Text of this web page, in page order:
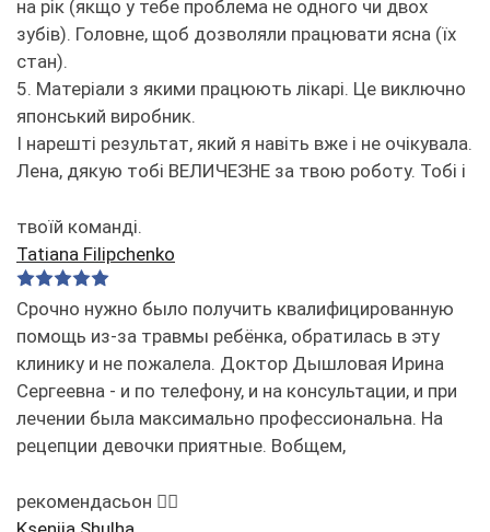
на рік (якщо у тебе проблема не одного чи двох
зубів). Головне, щоб дозволяли працювати ясна (їх
стан).
5. Матеріали з якими працюють лікарі. Це виключно
японський виробник.
І нарешті результат, який я навіть вже і не очікувала.
Лена, дякую тобі ВЕЛИЧЕЗНЕ за твою роботу. Тобі і
твоїй команді.
Tatiana Filipchenko
Срочно нужно было получить квалифицированную
помощь из-за травмы ребёнка, обратилась в эту
клинику и не пожалела. Доктор Дышловая Ирина
Сергеевна - и по телефону, и на консультации, и при
лечении была максимально профессиональна. На
рецепции девочки приятные. Вобщем,
рекомендасьон 👌🏻